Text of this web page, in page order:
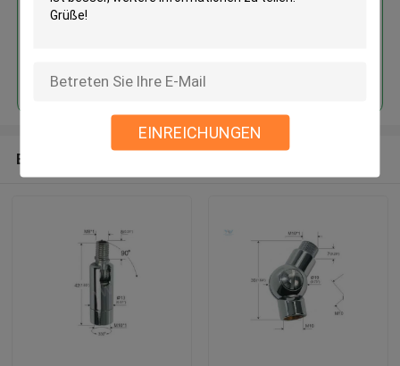
EINREICHUNGEN
Empfohlene Produkte